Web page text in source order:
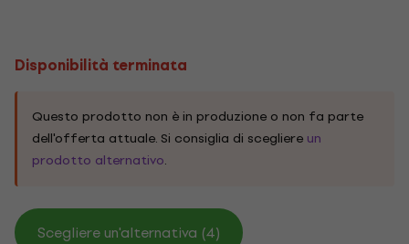
Disponibilità terminata
Questo prodotto non è in produzione o non fa parte
dell'offerta attuale. Si consiglia di scegliere un
prodotto alternativo.
Scegliere un'alternativa (4)